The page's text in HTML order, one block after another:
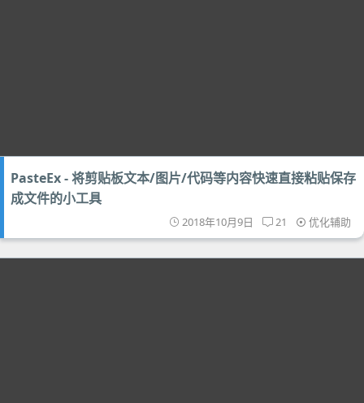
PasteEx - 将剪贴板文本/图片/代码等内容快速直接粘贴保存
成文件的小工具
2018年10月9日 21 优化辅助